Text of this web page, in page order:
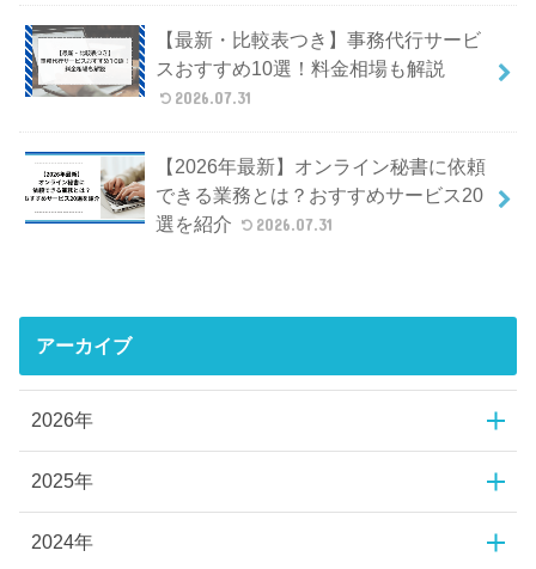
【最新・比較表つき】事務代行サービ
スおすすめ10選！料金相場も解説
2026.07.31
【2026年最新】オンライン秘書に依頼
できる業務とは？おすすめサービス20
選を紹介
2026.07.31
アーカイブ
2026年
2025年
2024年